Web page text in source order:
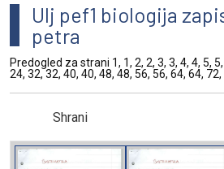
Ulj pef1 biologija
petra
Predogled za strani 1, 1, 2, 2, 3, 3, 4, 4, 5,
24, 32, 32, 40, 40, 48, 48, 56, 56, 64, 64,
Shrani